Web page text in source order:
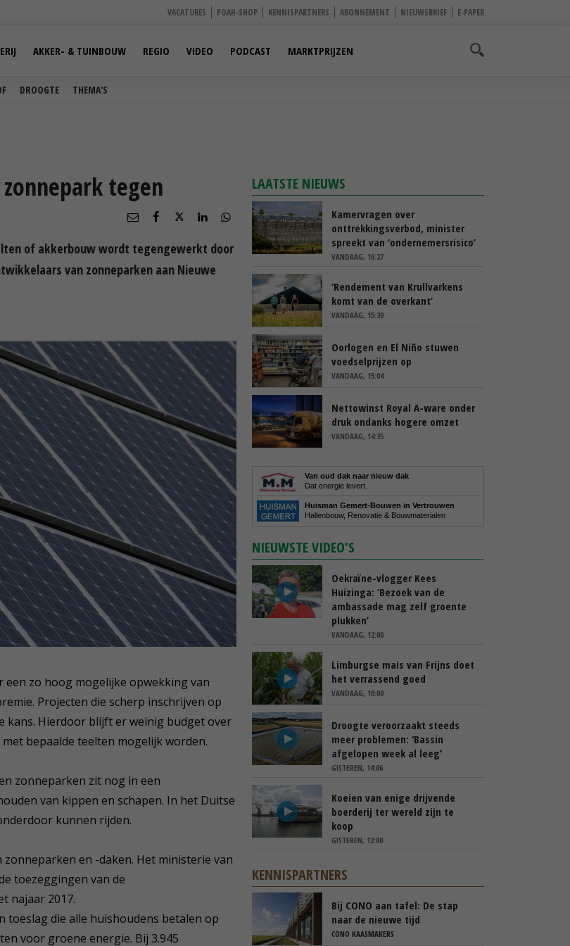
VACATURES POAH-SHOP KENNISPARTNERS ABONNEMENT NIEUWSBRIEF E-PAPER
DROOGTE THEMA'S
AKKER- & TUINBOUW REGIO VIDEO PODCAST MARKTPRIJZEN
tegen
of akkerbouw wordt tegengewerkt door
van zonneparken aan Nieuwe
een zo hoog mogelijke opwekking van
Projecten die scherp inschrijven op
kans. Hierdoor blijft er weinig budget over
bepaalde teelten mogelijk worden.
zonneparken zit nog in een
van kippen en schapen. In het Duitse
kunnen rijden.
en -daken. Het ministerie van
toezeggingen van de
najaar 2017.
toeslag die alle huishoudens betalen op
voor groene energie. Bij 3.945
LAATSTE NIEUWS
Kamervragen over
onttrekkingsverbod, minister
spreekt van ‘ondernemersrisico’
VANDAAG, 16:27
‘Rendement van Krullvarkens
komt van de overkant’
VANDAAG, 15:30
Oorlogen en El Niño stuwen
voedselprijzen op
VANDAAG, 15:04
Nettowinst Royal A-ware onder
druk ondanks hogere omzet
VANDAAG, 14:35
Van oud dak naar nieuw dak
Dat energie levert.
Huisman Gemert-Bouwen in Vertrouwen
Hallenbouw, Renovatie & Bouwmaterialen
NIEUWSTE VIDEO'S
Oekraïne-vlogger Kees
Huizinga: ‘Bezoek van de
ambassade mag zelf groente
plukken’
VANDAAG, 12:00
Limburgse mais van Frijns doet
het verrassend goed
VANDAAG, 10:00
Droogte veroorzaakt steeds
meer problemen: ‘Bassin
afgelopen week al leeg’
GISTEREN, 14:06
Koeien van enige drijvende
boerderij ter wereld zijn te
koop
GISTEREN, 12:00
KENNISPARTNERS
Bij CONO aan tafel: De stap
naar de nieuwe tijd
CONO KAASMAKERS